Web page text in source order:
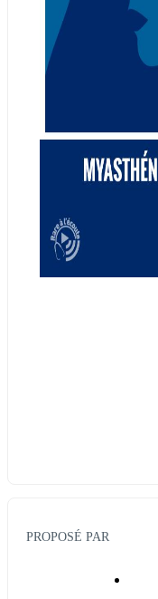
PROPOSÉ PAR